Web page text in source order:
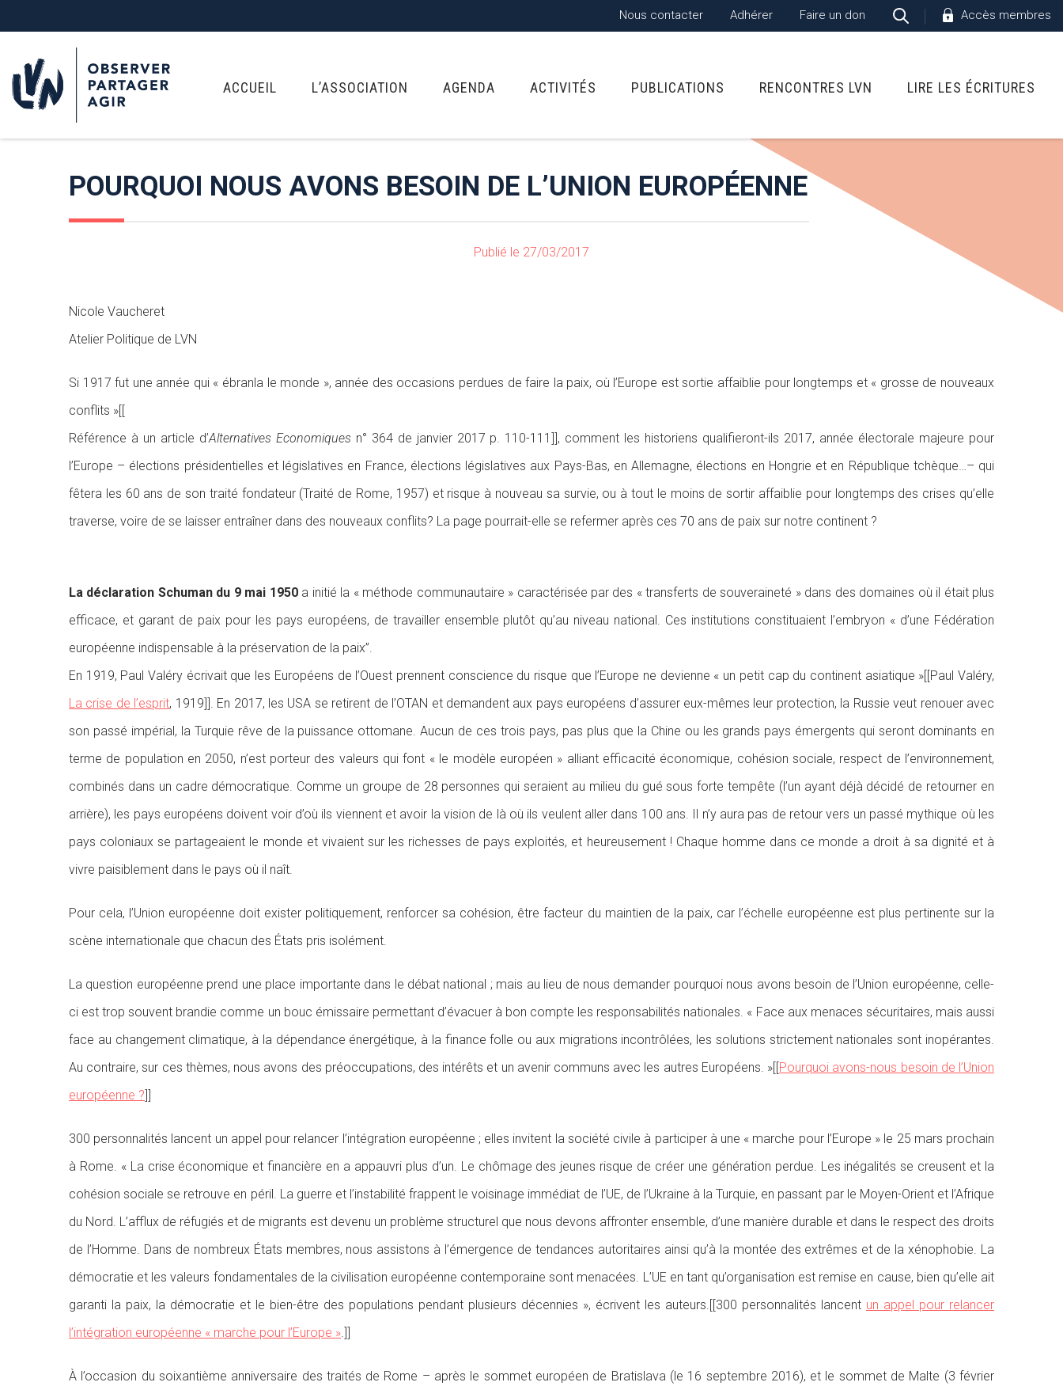
Nous contacter Adhérer Faire un don Accès membres
ACCUEIL L’ASSOCIATION AGENDA ACTIVITÉS PUBLICATIONS RENCONTRES LVN LIRE LES ÉCRITURES
POURQUOI NOUS AVONS BESOIN DE L’UNION EUROPÉENNE
Publié le 27/03/2017
Nicole Vaucheret
Atelier Politique de LVN
Si 1917 fut une année qui « ébranla le monde », année des occasions perdues de faire la paix, où l’Europe est sortie affaiblie pour longtemps et « grosse de nouveaux
conflits »[[
Référence à un article d’Alternatives Economiques n° 364 de janvier 2017 p. 110-111]], comment les historiens qualifieront-ils 2017, année électorale majeure pour
l’Europe – élections présidentielles et législatives en France, élections législatives aux Pays-Bas, en Allemagne, élections en Hongrie et en République tchèque…– qui
fêtera les 60 ans de son traité fondateur (Traité de Rome, 1957) et risque à nouveau sa survie, ou à tout le moins de sortir affaiblie pour longtemps des crises qu’elle
traverse, voire de se laisser entraîner dans des nouveaux conflits? La page pourrait-elle se refermer après ces 70 ans de paix sur notre continent ?
La déclaration Schuman du 9 mai 1950a initié la « méthode communautaire » caractérisée par des « transferts de souveraineté » dans des domaines où il était plus
efficace, et garant de paix pour les pays européens, de travailler ensemble plutôt qu’au niveau national. Ces institutions constituaient l’embryon « d’une Fédération
européenne indispensable à la préservation de la paix”.
En 1919, Paul Valéry écrivait que les Européens de l’Ouest prennent conscience du risque que l’Europe ne devienne « un petit cap du continent asiatique »[[Paul Valéry,
La crise de l’esprit, 1919]]. En 2017, les USA se retirent de l’OTAN et demandent aux pays européens d’assurer eux-mêmes leur protection, la Russie veut renouer avec
son passé impérial, la Turquie rêve de la puissance ottomane. Aucun de ces trois pays, pas plus que la Chine ou les grands pays émergents qui seront dominants en
terme de population en 2050, n’est porteur des valeurs qui font « le modèle européen » alliant efficacité économique, cohésion sociale, respect de l’environnement,
combinés dans un cadre démocratique. Comme un groupe de 28 personnes qui seraient au milieu du gué sous forte tempête (l’un ayant déjà décidé de retourner en
arrière), les pays européens doivent voir d’où ils viennent et avoir la vision de là où ils veulent aller dans 100 ans. Il n’y aura pas de retour vers un passé mythique où les
pays coloniaux se partageaient le monde et vivaient sur les richesses de pays exploités, et heureusement ! Chaque homme dans ce monde a droit à sa dignité et à
vivre paisiblement dans le pays où il naît.
Pour cela, l’Union européenne doit exister politiquement, renforcer sa cohésion, être facteur du maintien de la paix, car l’échelle européenne est plus pertinente sur la
scène internationale que chacun des États pris isolément.
La question européenne prend une place importante dans le débat national ; mais au lieu de nous demander pourquoi nous avons besoin de l’Union européenne, celle-
ci est trop souvent brandie comme un bouc émissaire permettant d’évacuer à bon compte les responsabilités nationales. « Face aux menaces sécuritaires, mais aussi
face au changement climatique, à la dépendance énergétique, à la finance folle ou aux migrations incontrôlées, les solutions strictement nationales sont inopérantes.
Au contraire, sur ces thèmes, nous avons des préoccupations, des intérêts et un avenir communs avec les autres Européens. »[[Pourquoi avons-nous besoin de l’Union
européenne ?]]
300 personnalités lancent un appel pour relancer l’intégration européenne ; elles invitent la société civile à participer à une « marche pour l’Europe » le 25 mars prochain
à Rome. « La crise économique et financière en a appauvri plus d’un. Le chômage des jeunes risque de créer une génération perdue. Les inégalités se creusent et la
cohésion sociale se retrouve en péril. La guerre et l’instabilité frappent le voisinage immédiat de l’UE, de l’Ukraine à la Turquie, en passant par le Moyen-Orient et l’Afrique
du Nord. L’afflux de réfugiés et de migrants est devenu un problème structurel que nous devons affronter ensemble, d’une manière durable et dans le respect des droits
de l’Homme. Dans de nombreux États membres, nous assistons à l’émergence de tendances autoritaires ainsi qu’à la montée des extrêmes et de la xénophobie. La
démocratie et les valeurs fondamentales de la civilisation européenne contemporaine sont menacées. L’UE en tant qu’organisation est remise en cause, bien qu’elle ait
garanti la paix, la démocratie et le bien-être des populations pendant plusieurs décennies », écrivent les auteurs.[[300 personnalités lancent un appel pour relancer
l’intégration européenne « marche pour l’Europe ».]]
À l’occasion du soixantième anniversaire des traités de Rome – après le sommet européen de Bratislava (le 16 septembre 2016), et le sommet de Malte (3 février